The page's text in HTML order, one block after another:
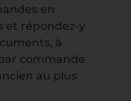
en
et répondez-y
à
commande
au plus